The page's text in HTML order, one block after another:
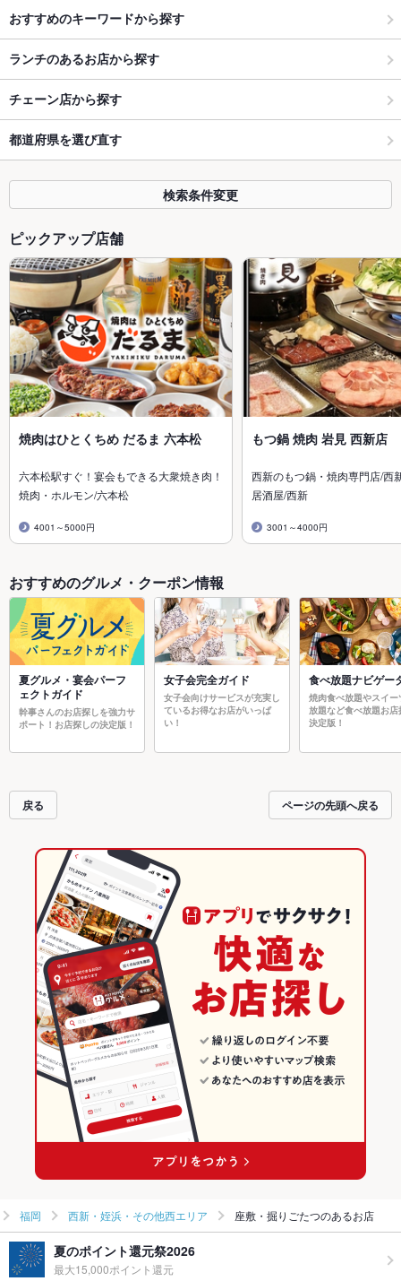
おすすめのキーワードから探す
ランチのあるお店から探す
チェーン店から探す
都道府県を選び直す
検索条件変更
ピックアップ店舗
焼肉はひとくちめ だるま 六本松
六本松駅すぐ！宴会もできる大衆焼き肉！
焼肉・ホルモン/六本松
4001～5000円
もつ鍋 焼肉 岩見 西新店
西新のもつ鍋・焼肉専門店/西
居酒屋/西新
3001～4000円
おすすめのグルメ・クーポン情報
夏グルメ・宴会パーフ
ェクトガイド
幹事さんのお店探しを強力サ
ポート！お店探しの決定版！
女子会完全ガイド
女子会向けサービスが充実し
ているお得なお店がいっぱ
い！
食べ放題ナビゲー
焼肉食べ放題やスイー
放題など食べ放題お店
決定版！
戻る ページの先頭へ戻る
福岡 西新・姪浜・その他西エリア 座敷・掘りごたつのあるお店
夏のポイント還元祭2026
最大15,000ポイント還元